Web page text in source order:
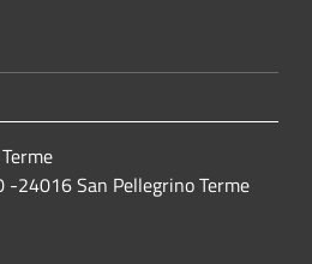
-24016 San Pellegrino Terme